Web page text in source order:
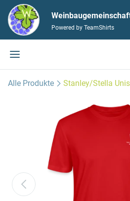
Powered by TeamShirts
Alle Produkte Stanley/Stella